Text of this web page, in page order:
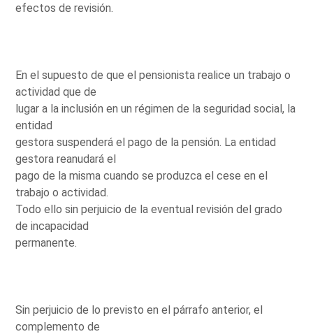
efectos de revisión.
En el supuesto de que el pensionista realice un trabajo o
actividad que de
lugar a la inclusión en un régimen de la seguridad social, la
entidad
gestora suspenderá el pago de la pensión. La entidad
gestora reanudará el
pago de la misma cuando se produzca el cese en el
trabajo o actividad.
Todo ello sin perjuicio de la eventual revisión del grado
de incapacidad
permanente.
Sin perjuicio de lo previsto en el párrafo anterior, el
complemento de